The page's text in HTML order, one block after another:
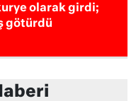
olarak girdi;
götürdü